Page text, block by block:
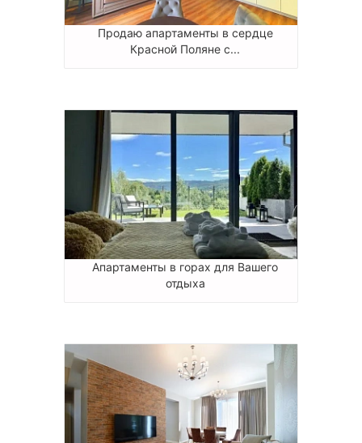
Продаю апартаменты в сердце
Красной Поляне с...
Апартаменты в горах для Вашего
отдыха